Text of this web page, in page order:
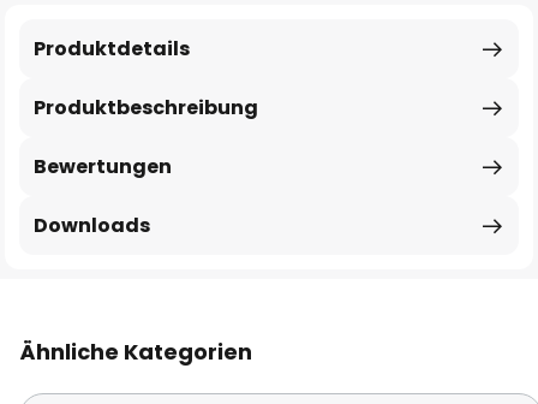
Produktbeschreibung
Produktdetails
Bewertungen
Downloads
Ähnliche Kategorien